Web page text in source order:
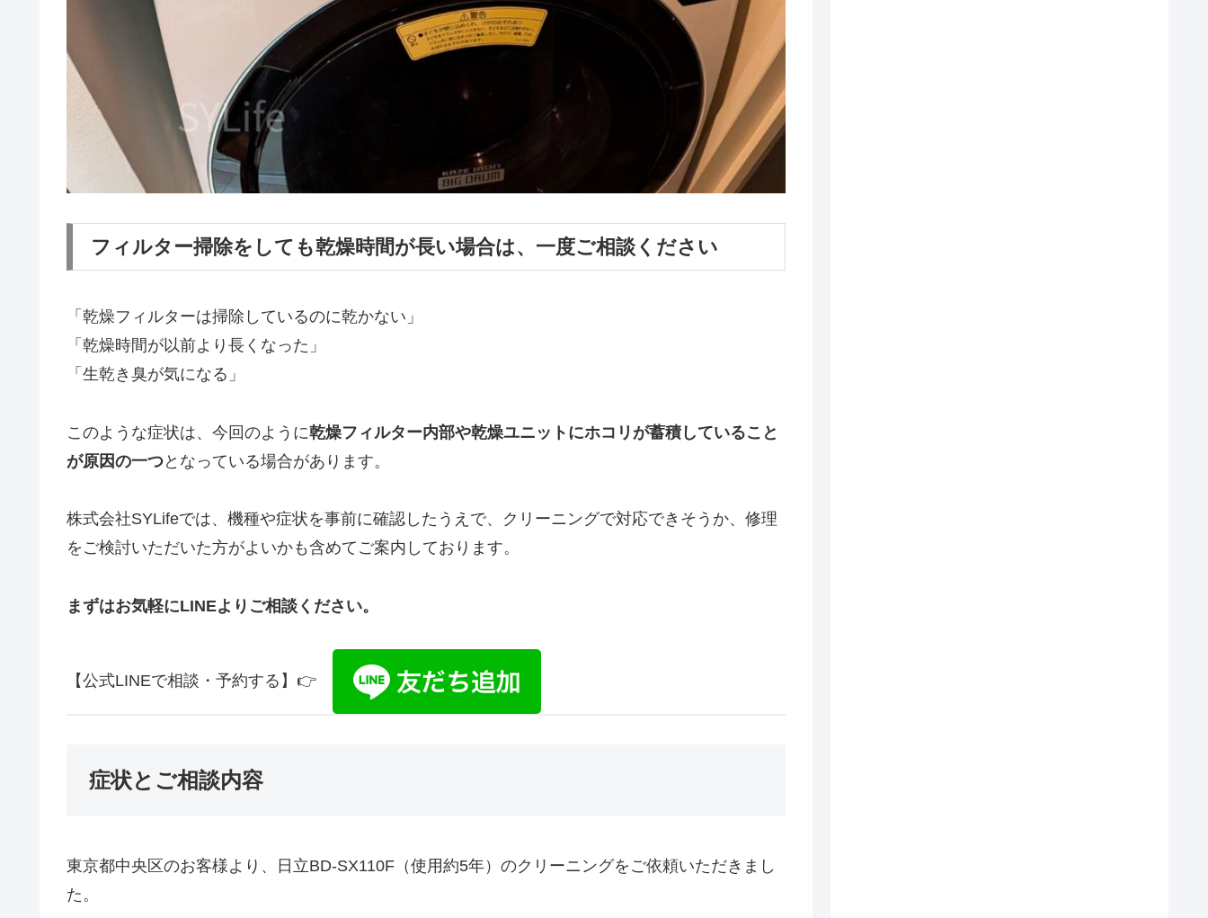
フィルター掃除をしても乾燥時間が長い場合は、一度ご相談ください
「乾燥フィルターは掃除しているのに乾かない」
「乾燥時間が以前より長くなった」
「生乾き臭が気になる」
このような症状は、今回のように乾燥フィルター内部や乾燥ユニットにホコリが蓄積していること
が原因の一つとなっている場合があります。
株式会社SYLifeでは、機種や症状を事前に確認したうえで、クリーニングで対応できそうか、修理
をご検討いただいた方がよいかも含めてご案内しております。
まずはお気軽にLINEよりご相談ください。
【公式LINEで相談・予約する】👉
症状とご相談内容
東京都中央区のお客様より、日立BD-SX110F（使用約5年）のクリーニングをご依頼いただきまし
た。